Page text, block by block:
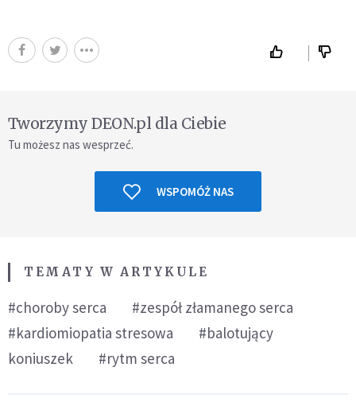
Tworzymy DEON.pl dla Ciebie
Tu możesz nas wesprzeć.
WSPOMÓŻ NAS
TEMATY W ARTYKULE
#choroby serca
#zespół złamanego serca
#kardiomiopatia stresowa
#balotujący
koniuszek
#rytm serca